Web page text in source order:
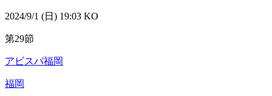
2024/9/1 (日) 19:03 KO
第29節
アビスパ福岡
福岡